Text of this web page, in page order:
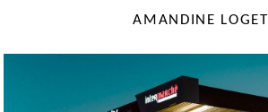
AMANDINE LOGET